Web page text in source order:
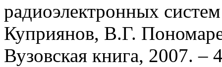
радиоэлектронных
Куприянов, В.Г.
Вузовская книга, 2007. –